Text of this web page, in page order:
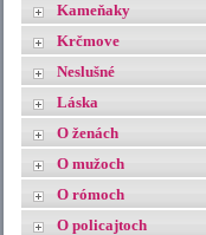
Kameňaky
Krčmove
Neslušné
Láska
O ženách
O mužoch
O rómoch
O policajtoch